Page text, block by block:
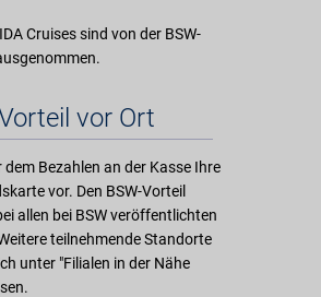
Cruises sind von der BSW-
vor Ort
dem Bezahlen an der Kasse Ihre
vor. Den BSW-Vorteil
allen bei BSW veröffentlichten
teilnehmende Standorte
unter "Filialen in der Nähe